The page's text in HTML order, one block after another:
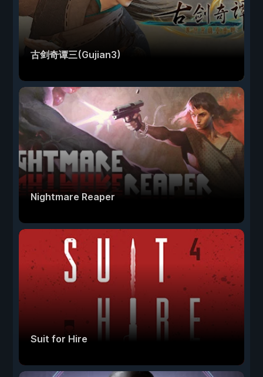
古剑奇谭三(Gujian3)
Nightmare Reaper
Suit for Hire